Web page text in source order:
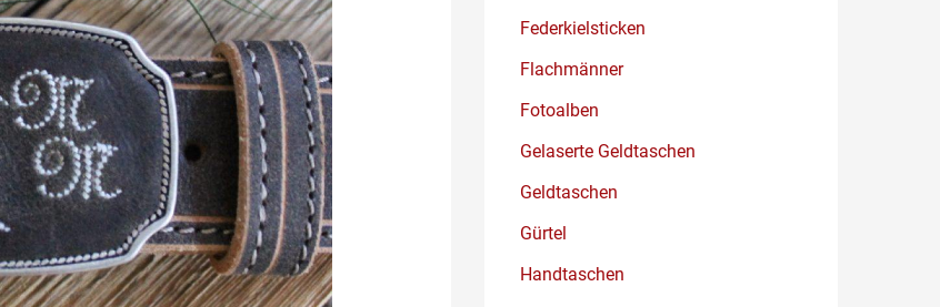
Federkielsticken
Flachmänner
Fotoalben
Gelaserte Geldtaschen
Geldtaschen
Gürtel
Handtaschen